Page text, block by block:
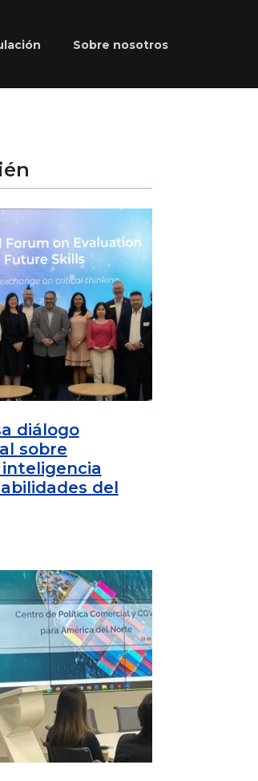
Sobre nosotros
diálogo
sobre
del